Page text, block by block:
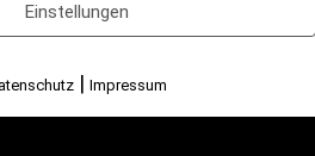
Einstellungen
| Impressum